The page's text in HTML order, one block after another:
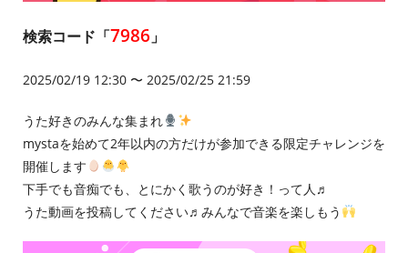
検索コード「7986 」
2025/02/19 12:30 〜 2025/02/25 21:59
うた好きのみんな集まれ
mystaを始めて2年以内の方だけが参加できる限定チャレンジを
開催します
下手でも音痴でも、とにかく歌うのが好き！って人♬
うた動画を投稿してください♬みんなで音楽を楽しもう